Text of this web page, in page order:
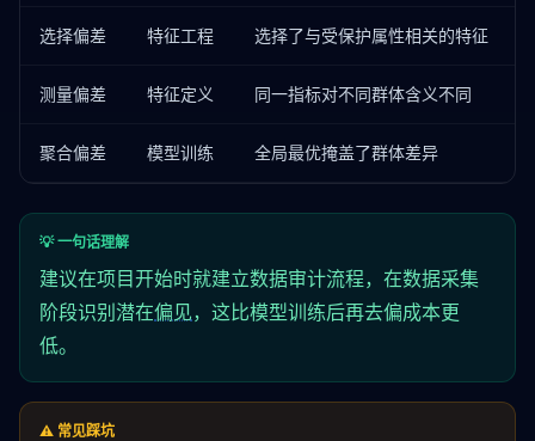
选择偏差 特征工程 选择了与受保护属性相关的特征
测量偏差 特征定义 同一指标对不同群体含义不同
聚合偏差 模型训练 全局最优掩盖了群体差异
💡 一句话理解
建议在项目开始时就建立数据审计流程，在数据采集
阶段识别潜在偏见，这比模型训练后再去偏成本更
低。
⚠️ 常见踩坑